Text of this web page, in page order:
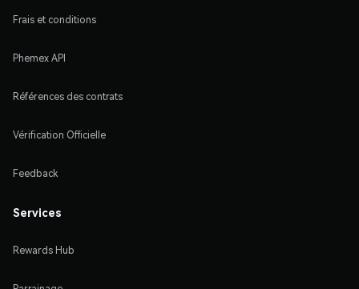
Frais et conditions
Phemex API
Références des contrats
Vérification Officielle
Feedback
Services
Rewards Hub